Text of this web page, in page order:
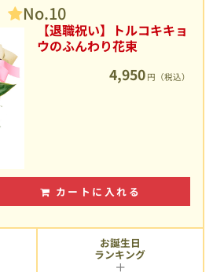
No.10
【退職祝い】トルコキキョ
ウのふんわり花束
4,950 円（税込）
カートに入れる
お誕生日
ランキング